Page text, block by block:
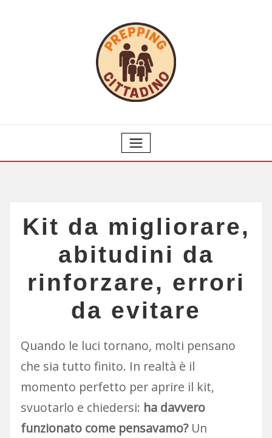
Kit da migliorare,
abitudini da
rinforzare, errori
da evitare
Quando le luci tornano, molti pensano
che sia tutto finito. In realtà è il
momento perfetto per aprire il kit,
svuotarlo e chiedersi: ha davvero
funzionato come pensavamo?Un